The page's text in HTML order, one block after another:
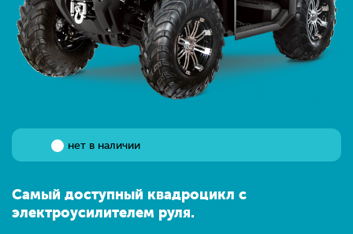
нет в наличии
Самый доступный квадроцикл с
электроусилителем руля.